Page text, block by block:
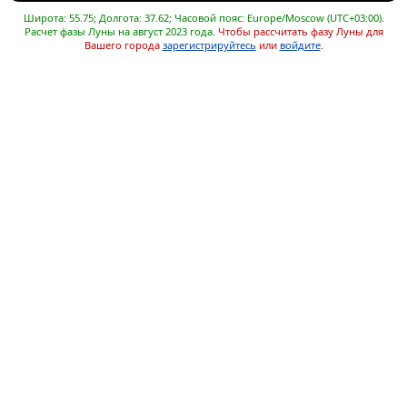
Широта: 55.75; Долгота: 37.62; Часовой пояс: Europe/Moscow (UTC+03:00).
Расчет фазы Луны на август 2023 года. Чтобы рассчитать фазу Луны для
Вашего города зарегистрируйтесь или войдите.